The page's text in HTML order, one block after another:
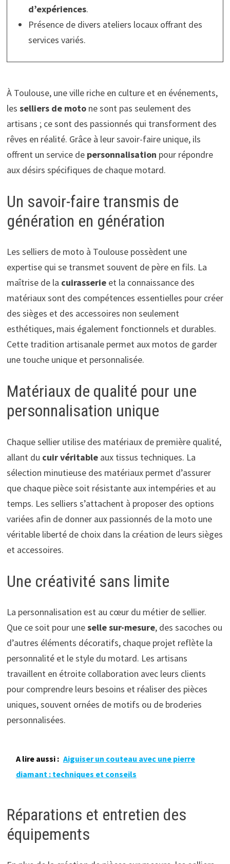
d’expériences.
Présence de divers ateliers locaux offrant des
services variés.
À Toulouse, une ville riche en culture et en événements,
les selliers de motone sont pas seulement des
artisans ; ce sont des passionnés qui transforment des
rêves en réalité. Grâce à leur savoir-faire unique, ils
offrent un service de personnalisation pour répondre
aux désirs spécifiques de chaque motard.
Un savoir-faire transmis de
génération en génération
Les selliers de moto à Toulouse possèdent une
expertise qui se transmet souvent de père en fils. La
maîtrise de la cuirasserieet la connaissance des
matériaux sont des compétences essentielles pour créer
des sièges et des accessoires non seulement
esthétiques, mais également fonctionnels et durables.
Cette tradition artisanale permet aux motos de garder
une touche unique et personnalisée.
Matériaux de qualité pour une
personnalisation unique
Chaque sellier utilise des matériaux de première qualité,
allant du cuir véritableaux tissus techniques. La
sélection minutieuse des matériaux permet d’assurer
que chaque pièce soit résistante aux intempéries et au
temps. Les selliers s’attachent à proposer des options
variées afin de donner aux passionnés de la moto une
véritable liberté de choix dans la création de leurs sièges
et accessoires.
Une créativité sans limite
La personnalisation est au cœur du métier de sellier.
Que ce soit pour uneselle sur-mesure, des sacoches ou
d’autres éléments décoratifs, chaque projet reflète la
personnalité et le style du motard. Les artisans
travaillent en étroite collaboration avec leurs clients
pour comprendre leurs besoins et réaliser des pièces
uniques, souvent ornées de motifs ou de broderies
personnalisées.
A lire aussi : Aiguiser un couteau avec une pierre
diamant : techniques et conseils
Réparations et entretien des
équipements